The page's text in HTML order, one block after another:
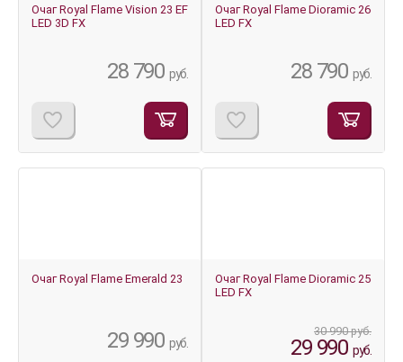
Очаг Royal Flame Vision 23 EF
LED 3D FX
28 790 руб.
Очаг Royal Flame Dioramic 26
LED FX
28 790 руб.
Очаг Royal Flame Emerald 23
29 990 руб.
Очаг Royal Flame Dioramic 25
LED FX
30 990 руб.
29 990 руб.